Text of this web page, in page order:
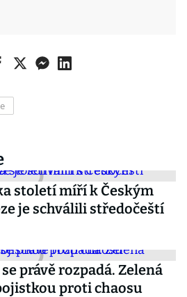
století míří k Českým
je schválili středočeští
právě rozpadá. Zelená
proti chaosu